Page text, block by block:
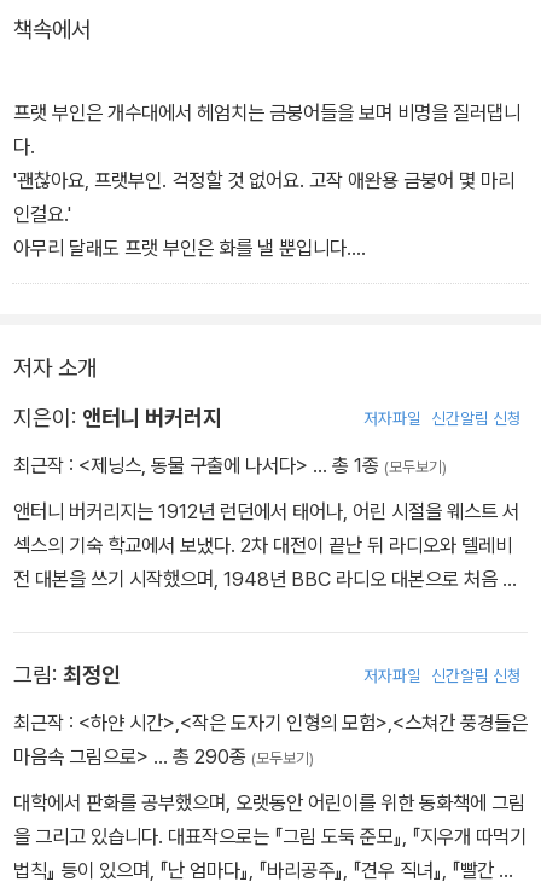
또한 모든 문제를 아이들이 직접 해결한다. 동물들을 구하기 위한 바
원금 받는 달리기 대회를 하는 것도 아이들이다. 아이들 스스로가 문
제를 해결할 수 있는 독립체라는 걸 잘 보여주는 책이다.
책속에서
프랫 부인은 개수대에서 헤엄치는 금붕어들을 보며 비명을 질러댑니
다.
'괜찮아요, 프랫부인. 걱정할 것 없어요. 고작 애완용 금붕어 몇 마리
인걸요.'
아무리 달래도 프랫 부인은 화를 낼 뿐입니다.
'아악! 마른행주 속에 뭔가 있어요. 살아 움직여요. 우웨! 빨리 치워요.'
요.'
'움직였어! 온통 가시투성이야. 내 손에 닿았다구.'
저자 소개
지은이: 앤터니 버커러지 저자파일 신간알림 신청
최근작 : <제닝스, 동물 구출에 나서다> … 총 1종 (모두보기)
앤터니 버커리지는 1912년 런던에서 태어나, 어린 시절을 웨스트 서
섹스의 기숙 학교에서 보냈다. 2차 대전이 끝난 뒤 라디오와 텔레비
전 대본을 쓰기 시작했으며, 1948년 BBC 라디오 대본으로 처음 제
문학적 성과를 인정받아 대영제국 훈장을 받았고, 2004년 92세로
생을 마감했다.
그림: 최정인 저자파일 신간알림 신청
최근작 : <하얀 시간>,<작은 도자기 인형의 모험>,<스쳐간 풍경들은
마음속 그림으로> … 총 290종 (모두보기)
대학에서 판화를 공부했으며, 오랫동안 어린이를 위한 동화책에 그림
을 그리고 있습니다. 대표작으로는 『그림 도둑 준모』, 『지우개 따먹기
법칙』 등이 있으며, 『난 엄마다』, 『바리공주』, 『견우 직녀』, 『빨간 모